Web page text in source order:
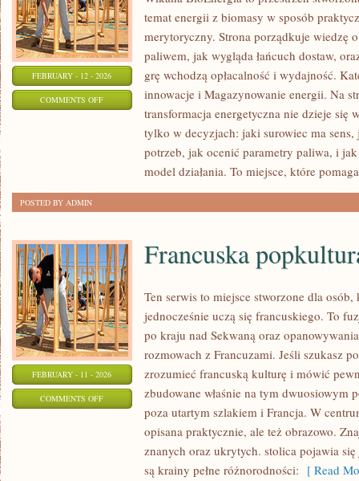
FEBRUARY - 12 - 2026
COMMENTS OFFON
SŁONECZNA
temat energii z biomasy w sposób
merytoryczny. Strona porządkuje wiedzę
paliwem, jak wygląda łańcuch dostaw,
grę wchodzą opłacalność i wydajność.
innowacje i Magazynowanie energii. Na
transformacja energetyczna nie dzieje się
tylko w decyzjach: jaki surowiec ma sens,
potrzeb, jak ocenić parametry paliwa, i
model działania. To miejsce, które
POSTED BY ADMIN
FEBRUARY - 11 - 2026
COMMENTS OFFON
FRANCUSKA
POPKULTURA
Francuska
Ten serwis to miejsce stworzone dla
jednocześnie uczą się francuskiego. To
po kraju nad Sekwaną oraz
rozmowach z Francuzami. Jeśli szukasz
zrozumieć francuską kulturę i mówić
zbudowane właśnie na tym dwuosiowym
poza utartym szlakiem i Francja. W
opisana praktycznie, ale też obrazowo.
znanych oraz ukrytych. stolica pojawia
są krainy pełne różnorodności: [ Read